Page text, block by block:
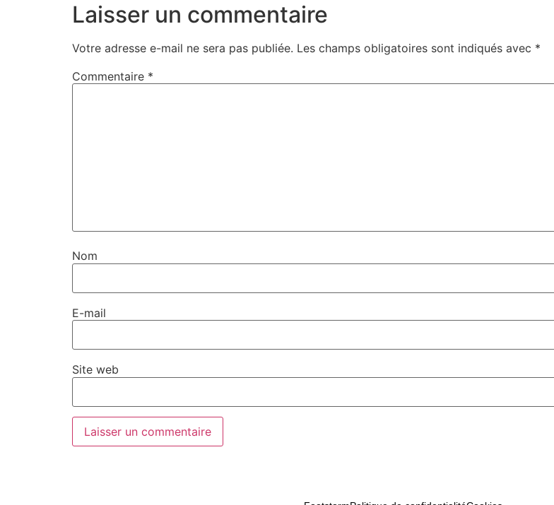
Laisser un commentaire
Votre adresse e-mail ne sera pas publiée. Les champs obligatoires sont indiqués avec *
Commentaire *
Nom
E-mail
Site web